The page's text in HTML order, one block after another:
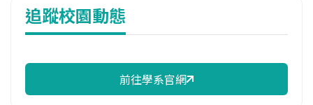
追蹤校園動態
前往學系官網